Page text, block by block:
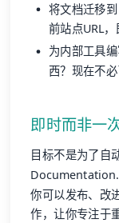
将文档迁移
前站点URL，
为内部工具
西？现在不
即时而非一
目标不是为了自
你可以发布、改
作，让你专注于